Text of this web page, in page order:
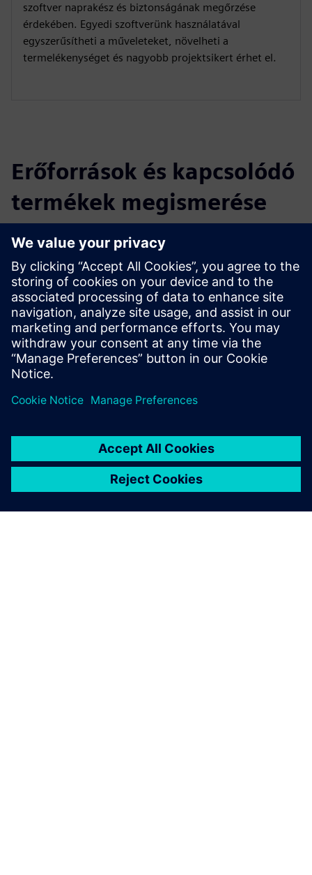
szoftver naprakész és biztonságának megőrzése
érdekében. Egyedi szoftverünk használatával
egyszerűsítheti a műveleteket, növelheti a
termelékenységet és nagyobb projektsikert érhet el.
Erőforrások és kapcsolódó
termékek megismerése
További információk és források
IoLabs - IOFramework
Feltételek
Nincsenek követelmények